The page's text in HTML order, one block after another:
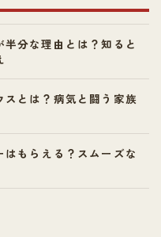
分な理由とは？知ると
スとは？病気と闘う家族
もらえる？スムーズな